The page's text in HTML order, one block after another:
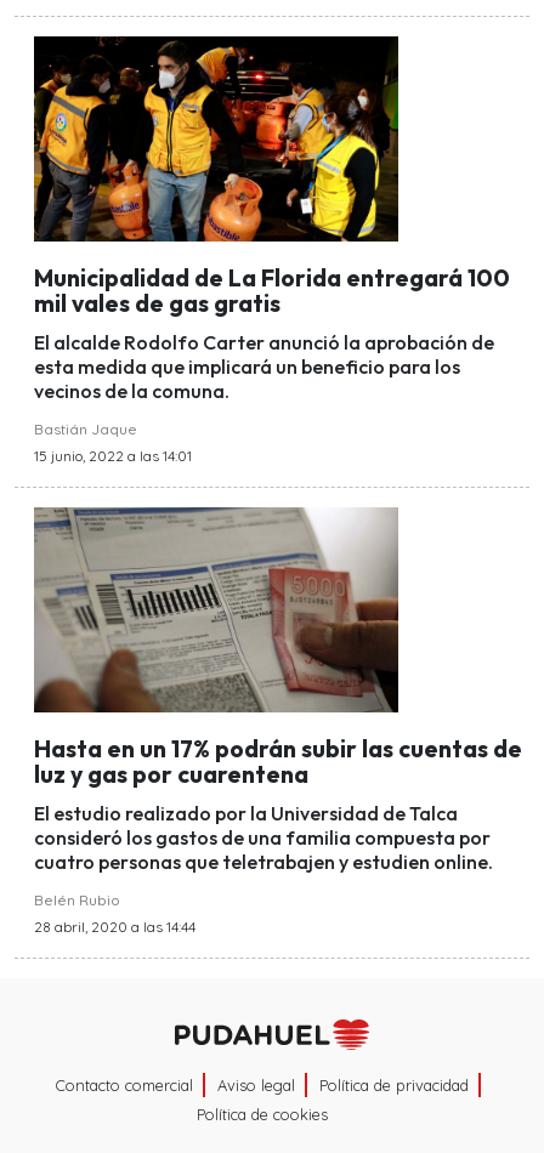
Municipalidad de La Florida entregará 100
mil vales de gas gratis
El alcalde Rodolfo Carter anunció la aprobación de
esta medida que implicará un beneficio para los
vecinos de la comuna.
Bastián Jaque
15 junio, 2022 a las 14:01
Hasta en un 17% podrán subir las cuentas de
luz y gas por cuarentena
El estudio realizado por la Universidad de Talca
consideró los gastos de una familia compuesta por
cuatro personas que teletrabajen y estudien online.
Belén Rubio
28 abril, 2020 a las 14:44
Contacto comercial Aviso legal
Política de privacidad
Política de cookies